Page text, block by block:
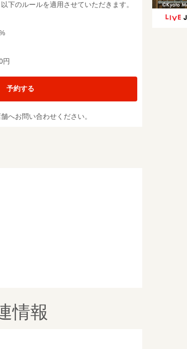
下のルールを適用させていただきます。
円
予約する
へお問い合わせください。
情報